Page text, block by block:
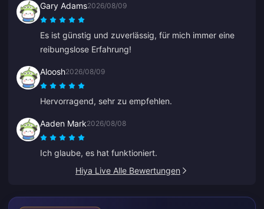
Gary Adams2026/08/09
Es ist günstig und zuverlässig, für mich immer eine
reibungslose Erfahrung!
Aloosh2026/08/09
Hervorragend, sehr zu empfehlen.
Aaden Mark2026/08/08
Ich glaube, es hat funktioniert.
Hiya Live Alle Bewertungen